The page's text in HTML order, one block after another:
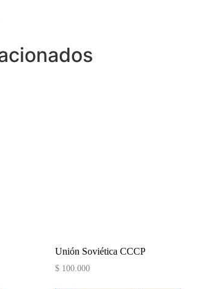
Unión Soviética CCCP
$100.000